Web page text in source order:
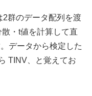
2群のデータ配列を渡
・t値を計算して直
データから検定した
TINV、と覚えてお